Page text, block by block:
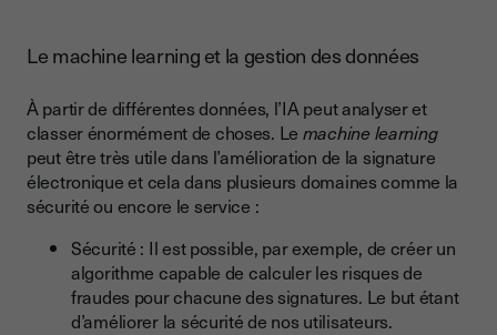
Le machine learning et la gestion des données
À partir de différentes données, l’IA peut analyser et
classer énormément de choses. Le machine learning
peut être très utile dans l’amélioration de la signature
électronique et cela dans plusieurs domaines comme la
sécurité ou encore le service :
Sécurité : Il est possible, par exemple, de créer un
algorithme capable de calculer les risques de
fraudes pour chacune des signatures. Le but étant
d’améliorer la sécurité de nos utilisateurs.